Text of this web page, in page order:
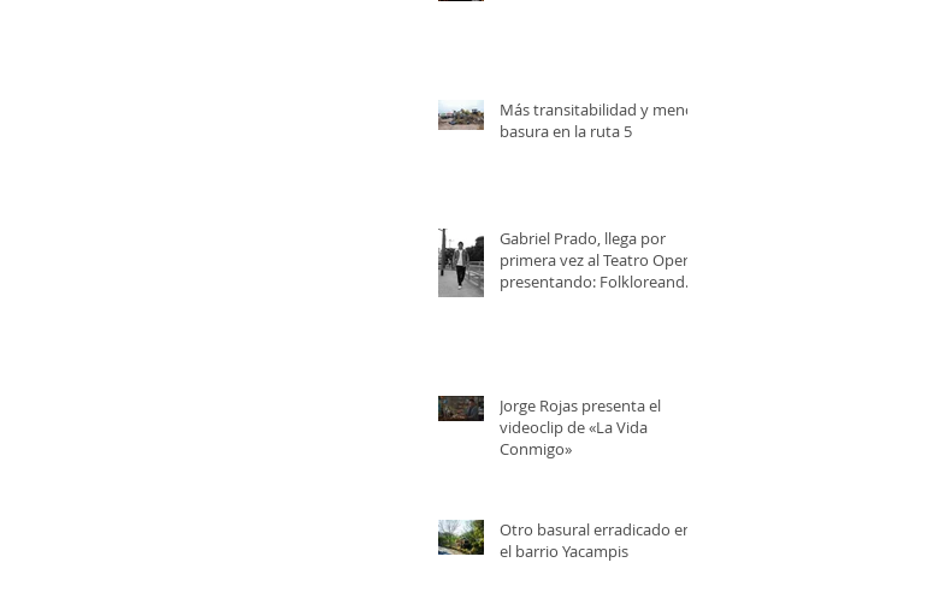
Más transitabilidad y menos
basura en la ruta 5
Gabriel Prado, llega por
primera vez al Teatro Opera,
presentando: Folkloreando
Jorge Rojas presenta el
videoclip de «La Vida
Conmigo»
Otro basural erradicado en
el barrio Yacampis